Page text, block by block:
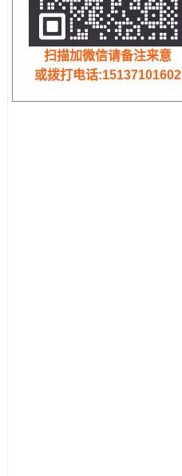
扫描加微信请备注来意
或拨打电话:15137101602